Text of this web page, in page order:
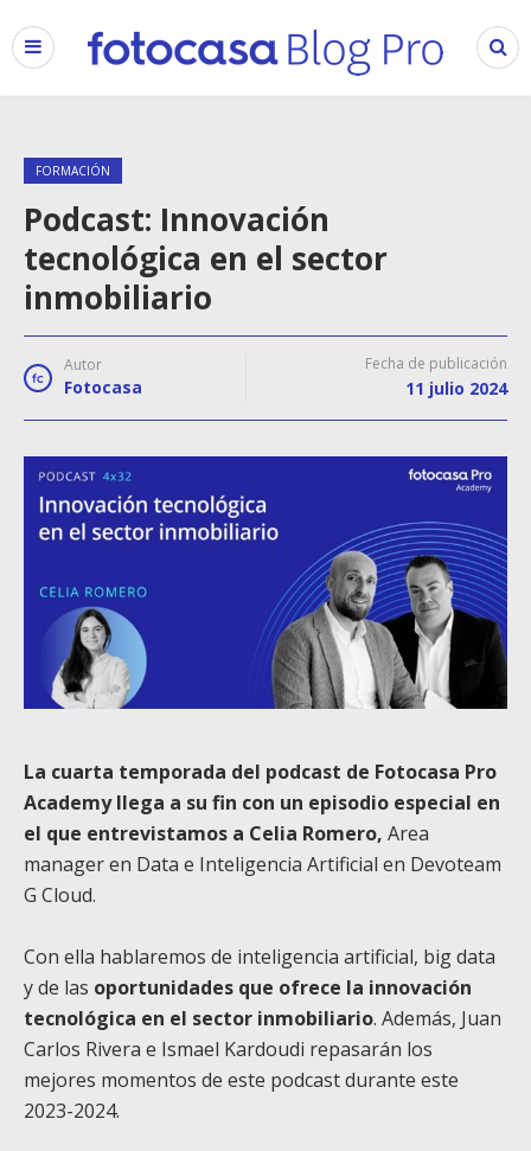
FORMACIÓN
Podcast: Innovación
tecnológica en el sector
inmobiliario
Autor
Fotocasa
Fecha de publicación
11 julio 2024
La cuarta temporada del podcast de Fotocasa Pro
Academy llega a su fin con un episodio especial en
el que entrevistamos a Celia Romero, Area
manager en Data e Inteligencia Artificial en Devoteam
G Cloud.
Con ella hablaremos de inteligencia artificial, big data
y de las oportunidades que ofrece la innovación
tecnológica en el sector inmobiliario. Además, Juan
Carlos Rivera e Ismael Kardoudi repasarán los
mejores momentos de este podcast durante este
2023-2024.